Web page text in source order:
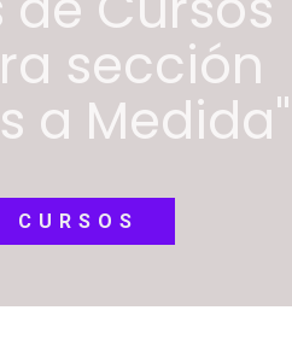
sección
a Medida"
CURSOS